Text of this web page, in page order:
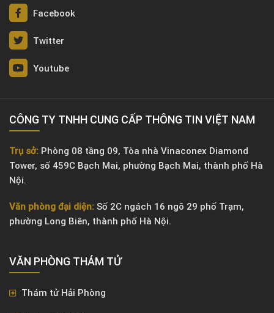
Facebook
Twitter
Youtube
CÔNG TY TNHH CUNG CẤP THÔNG TIN VIỆT NAM
Trụ sở: Phòng 08 tầng 09, Tòa nhà Vinaconex Diamond
Tower, số 459C Bạch Mai, phường Bạch Mai, thành phố Hà
Nội.
Văn phòng đại diện: Số 2C ngách 16 ngõ 29 phố Trạm,
phường Long Biên, thành phố Hà Nội.
VĂN PHÒNG ​THÁM TỬ
Thám tử Hải Phòng